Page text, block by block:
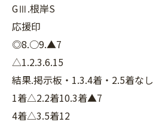
GⅢ.根岸S
応援印
◎8.○9.▲7
△1.2.3.6.15
結果.掲示板・1.3.4着・2.5着なし
1着△2.2着10.3着▲7
4着△3.5着12